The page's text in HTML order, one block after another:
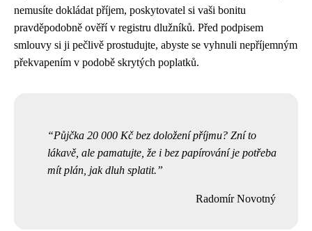
nemusíte dokládat příjem, poskytovatel si vaši bonitu
pravděpodobně ověří v registru dlužníků. Před podpisem
smlouvy si ji pečlivě prostudujte, abyste se vyhnuli nepříjemným
překvapením v podobě skrytých poplatků.
Půjčka 20 000 Kč bez doložení příjmu? Zní to
lákavě, ale pamatujte, že i bez papírování je potřeba
mít plán, jak dluh splatit.
Radomír Novotný